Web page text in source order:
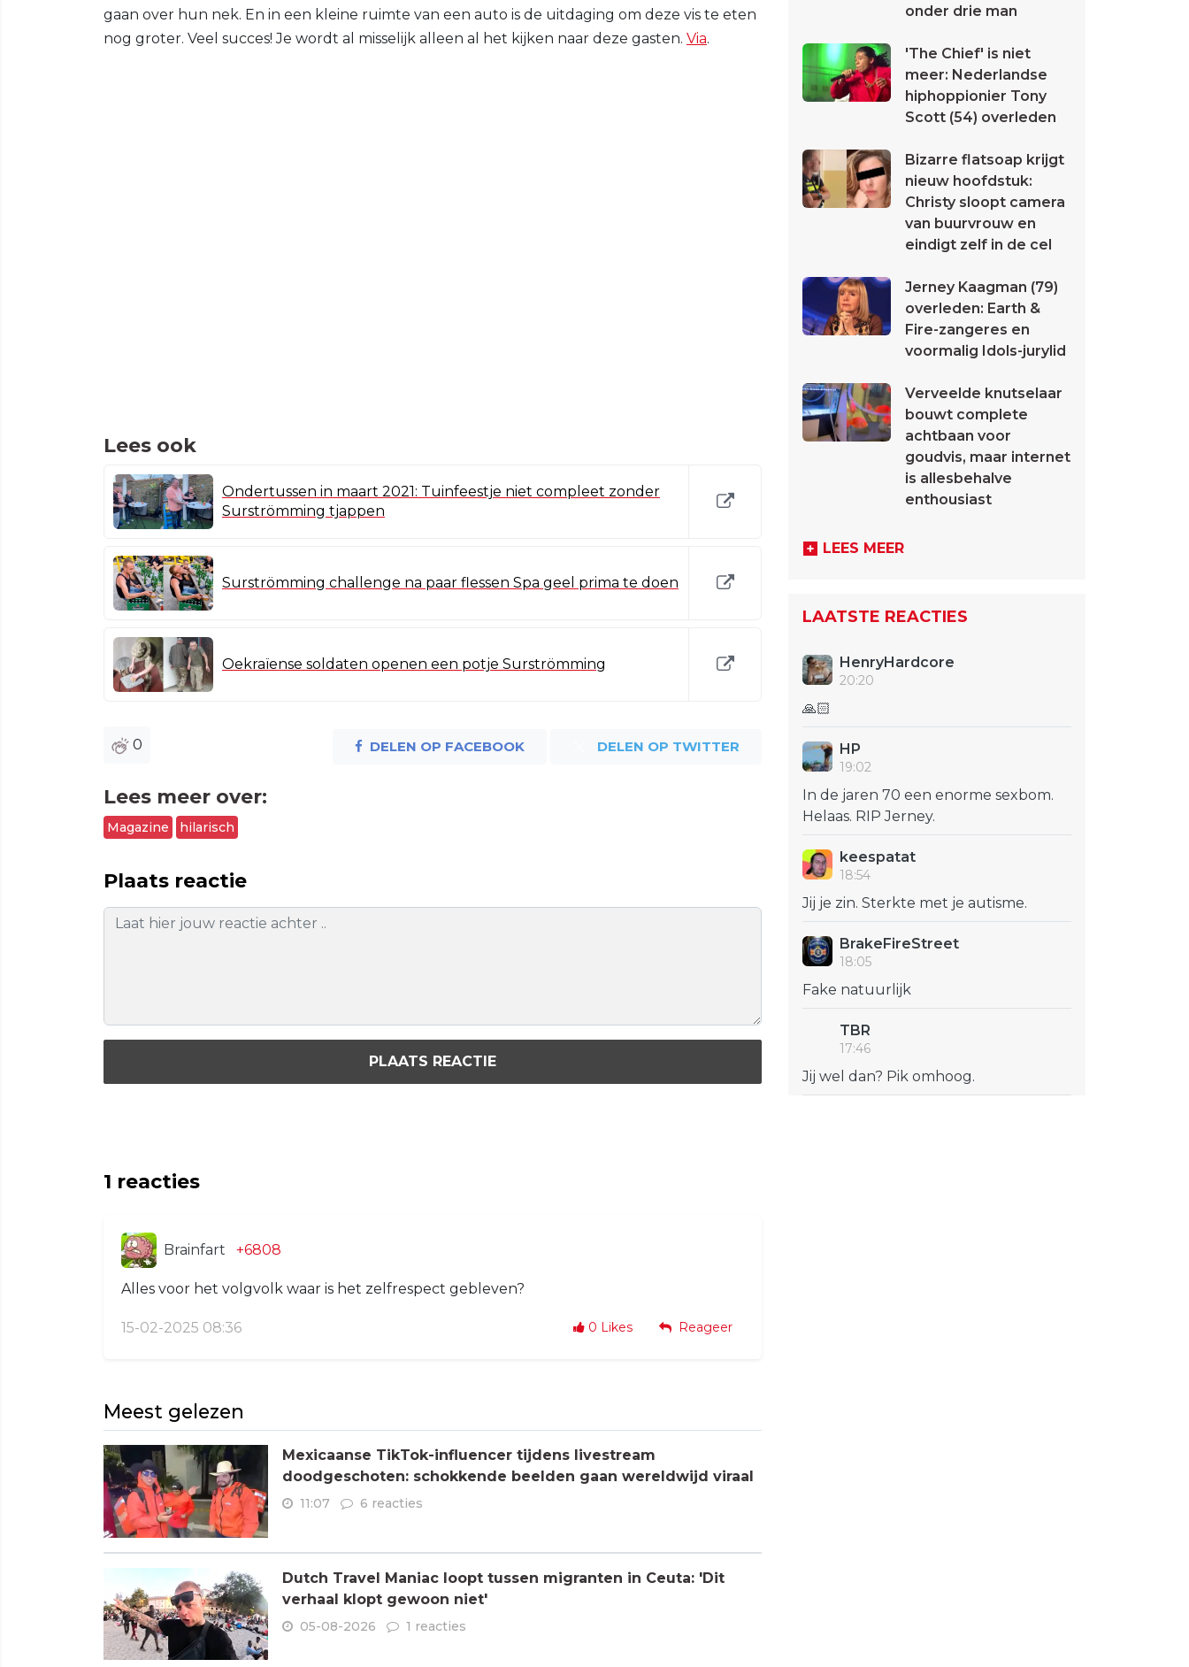
gaan over hun nek. En in een kleine ruimte van een auto is de uitdaging om deze vis te eten
nog groter. Veel succes! Je wordt al misselijk alleen al het kijken naar deze gasten. Via.
Lees ook
Ondertussen in maart 2021: Tuinfeestje niet compleet zonder
Surströmming tjappen
Surströmming challenge na paar flessen Spa geel prima te doen
Oekraïense soldaten openen een potje Surströmming
0 DELEN OP FACEBOOK DELEN OP TWITTER
Lees meer over:
Magazine hilarisch
Plaats reactie
PLAATS REACTIE
1 reacties
Brainfart +6808
Alles voor het volgvolk waar is het zelfrespect gebleven?
15-02-2025 08:36 0 Likes Reageer
Meest gelezen
Mexicaanse TikTok-influencer tijdens livestream
doodgeschoten: schokkende beelden gaan wereldwijd viraal
11:07 6 reacties
Dutch Travel Maniac loopt tussen migranten in Ceuta: 'Dit
verhaal klopt gewoon niet'
05-08-2026 1 reacties
onder drie man
'The Chief' is niet
meer: Nederlandse
hiphoppionier Tony
Scott (54) overleden
Bizarre flatsoap krijgt
nieuw hoofdstuk:
Christy sloopt camera
van buurvrouw en
eindigt zelf in de cel
Jerney Kaagman (79)
overleden: Earth &
Fire-zangeres en
voormalig Idols-jurylid
Verveelde knutselaar
bouwt complete
achtbaan voor
goudvis, maar internet
is allesbehalve
enthousiast
LEES MEER
LAATSTE REACTIES
HenryHardcore
20:20
🙏🏻
HP
19:02
In de jaren 70 een enorme sexbom.
Helaas. RIP Jerney.
keespatat
18:54
Jij je zin. Sterkte met je autisme.
BrakeFireStreet
18:05
Fake natuurlijk
TBR
17:46
Jij wel dan? Pik omhoog.